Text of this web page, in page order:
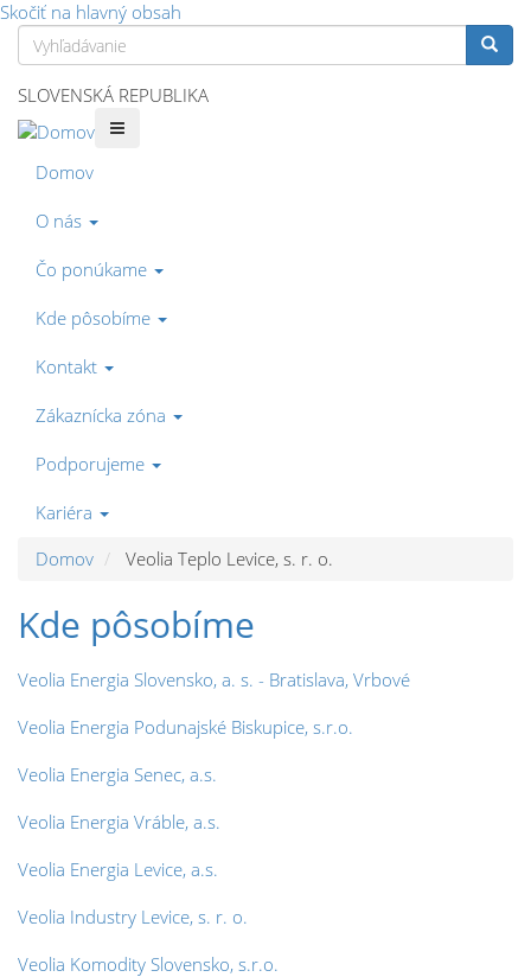
Skočiť na hlavný obsah
Vyhľadávanie
SLOVENSKÁ REPUBLIKA
Domov
O nás
Čo ponúkame
Kde pôsobíme
Kontakt
Zákaznícka zóna
Podporujeme
Kariéra
Domov
Veolia Teplo Levice, s. r. o.
Kde pôsobíme
Veolia Energia Slovensko, a. s. - Bratislava, Vrbové
Veolia Energia Podunajské Biskupice, s.r.o.
Veolia Energia Senec, a.s.
Veolia Energia Vráble, a.s.
Veolia Energia Levice, a.s.
Veolia Industry Levice, s. r. o.
Veolia Komodity Slovensko, s.r.o.